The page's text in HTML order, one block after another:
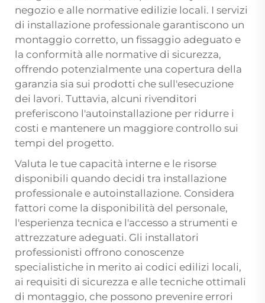
negozio e alle normative edilizie locali. I servizi
di installazione professionale garantiscono un
montaggio corretto, un fissaggio adeguato e
la conformità alle normative di sicurezza,
offrendo potenzialmente una copertura della
garanzia sia sui prodotti che sull'esecuzione
dei lavori. Tuttavia, alcuni rivenditori
preferiscono l'autoinstallazione per ridurre i
costi e mantenere un maggiore controllo sui
tempi del progetto.
Valuta le tue capacità interne e le risorse
disponibili quando decidi tra installazione
professionale e autoinstallazione. Considera
fattori come la disponibilità del personale,
l'esperienza tecnica e l'accesso a strumenti e
attrezzature adeguati. Gli installatori
professionisti offrono conoscenze
specialistiche in merito ai codici edilizi locali,
ai requisiti di sicurezza e alle tecniche ottimali
di montaggio, che possono prevenire errori